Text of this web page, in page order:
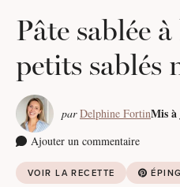
Pâte sablée
petits sablés
par Delphine FortinMis
Ajouter un commentaire
VOIR LA RECETTE